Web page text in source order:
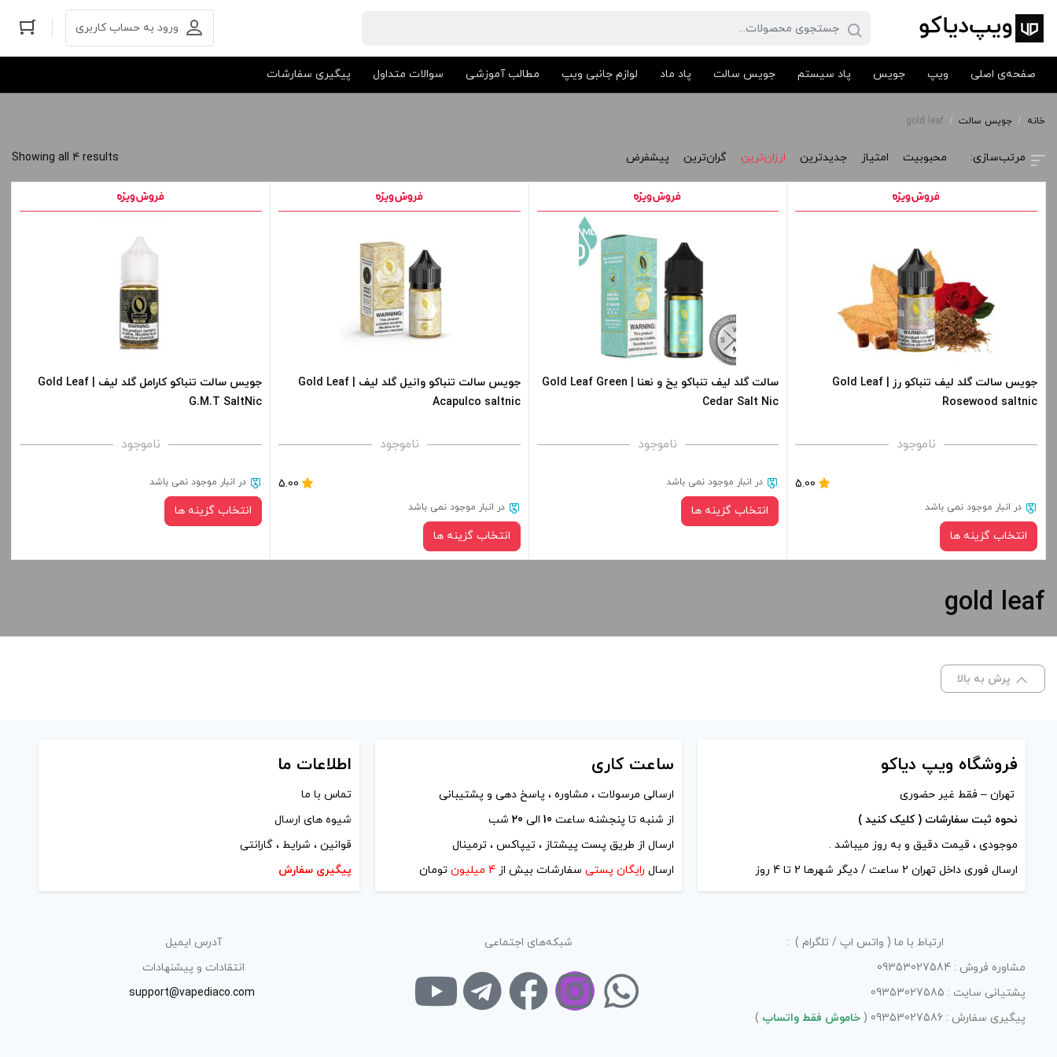
ورود به حساب کاربری
صفحه‌ی اصلی ویپ جویس پاد سیستم جویس سالت پاد ماد لوازم جانبی ویپ مطالب آموزشی سوالات متداول پیگیری سفارشات
خانه / جویس سالت /
gold leaf
Showing all 4 results محبوبیت امتیاز جدیدترین ارزان‌ترین گران‌ترین پیشفرض
جویس سالت گلد لیف تنباکو رز | Gold Leaf
Rosewood saltnic
ناموجود
5.00
در انبار موجود نمی باشد
انتخاب گزینه ها
برای فعال شدن سبد خرید و نمایش قیمت ، گزینه
سالت گلد لیف تنباکو یخ و نعنا | Gold Leaf Green
Cedar Salt Nic
ناموجود
در انبار موجود نمی باشد
انتخاب گزینه ها
کپی
جویس سالت تنباکو وانیل گلد لیف | Gold Leaf
Acapulco saltnic
ناموجود
5.00
در انبار موجود نمی باشد
انتخاب گزینه ها
کپی
جویس سالت تنباکو کارامل گلد لیف | Gold Leaf
G.M.T SaltNic
ناموجود
در انبار موجود نمی باشد
انتخاب گزینه ها
gold leaf
پرش به بالا
فروشگاه ویپ دیاکو
تهران – فقط غیر حضوری
نحوه ثبت سفارشات ( کلیک کنید )
موجودی ، قیمت دقیق و به روز میباشد .
ارسال فوری داخل تهران 2 ساعت / دیگر شهرها 2 تا 4 روز
ساعت کاری
ارسالی مرسولات ، مشاوره ، پاسخ دهی و پشتیبانی
از شنبه تا پنجشنه ساعت 10الی 20شب
ارسال از طریق پست پیشتاز ، تیپاکس ، ترمینال
ارسال رایگان پستی سفارشات بیش از 4 میلیون تومان
اطلاعات ما
تماس با ما
شیوه های ارسال
قوانین ، شرایط ، گارانتی
پیگیری سفارش
ارتباط با ما ( واتس اپ / تلگرام ) :
مشاوره فروش : 09353027584
پشتیانی سایت : 09353027585
پیگیری سفارش : 09353027586 (
خاموش فقط واتساپ )
شبکه‌های اجتماعی
آدرس ایمیل
انتقادات و پیشنهادات
support@vapediaco.com